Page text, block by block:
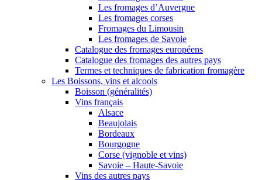
Les fromages d’Auvergne
Les fromages corses
Fromages du Limousin
Les fromages de Savoie
Catalogue des fromages européens
Catalogue des fromages des autres pays
Termes et techniques de fabrication fromagère
Les Boissons, vins et alcools
Boisson (généralités)
Vins français
Alsace
Beaujolais
Bordeaux
Bourgogne
Corse (vignoble et vins)
Savoie – Haute-Savoie
Vins des autres pays